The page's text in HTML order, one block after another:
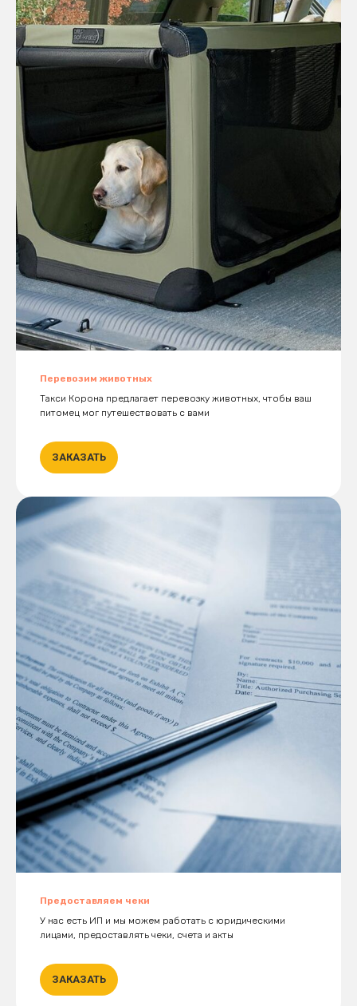
Перевозим животных
Такси Корона предлагает перевозку животных, чтобы ваш
питомец мог путешествовать с вами
ЗАКАЗАТЬ
Предоставляем чеки
У нас есть ИП и мы можем работать с юридическими
лицами, предоставлять чеки, счета и акты
ЗАКАЗАТЬ